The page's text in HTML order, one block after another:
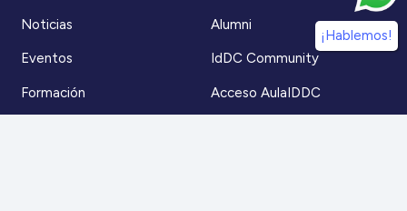
Noticias
Eventos
Formación
Alumni
IdDC Community
Acceso AulaIDDC
¡Hablemos!